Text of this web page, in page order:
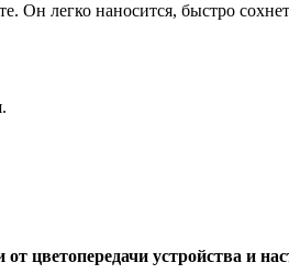
Он легко наносится, быстро
цветопередачи устройства и